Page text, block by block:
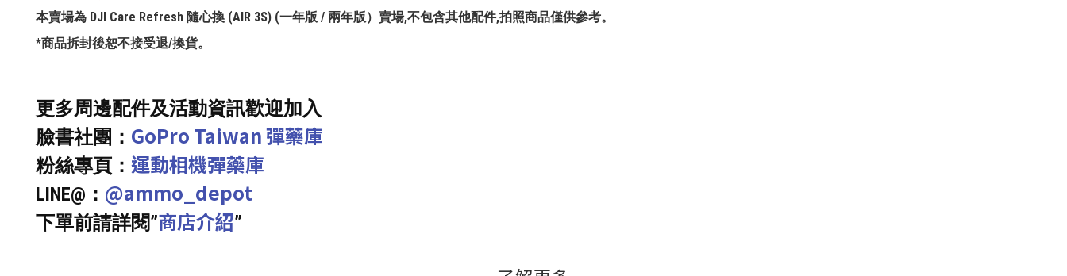
本賣場為 DJI Care Refresh 隨心換 (AIR 3S) (一年版 / 兩年版）賣場,不包含其他配件,拍照商品僅供參考。
*商品拆封後恕不接受退/換貨。
更多周邊配件及活動資訊歡迎加入
臉書社團： GoPro Taiwan 彈藥庫
粉絲專頁： 運動相機彈藥庫
LINE@： @ammo_depot
下單前請詳閱”商店介紹”